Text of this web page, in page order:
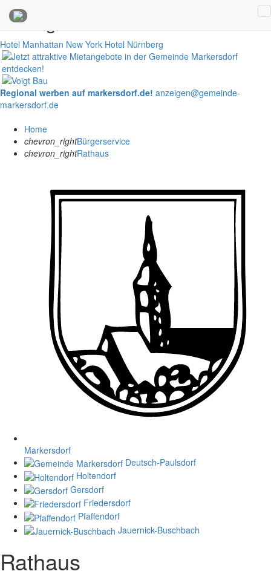
Anzeigen
Hotel Manhattan New York Hotel Nürnberg
Regional werben auf markersdorf.de! anzeigen@gemeinde-
markersdorf.de
Home
chevron_rightBürgerservice
chevron_rightRathaus
Markersdorf
Deutsch-Paulsdorf
Holtendorf
Gersdorf
Friedersdorf
Pfaffendorf
Jauernick-Buschbach
Rathaus